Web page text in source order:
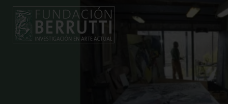
FUNDACIÓN BERRUTTI
Inspirando el Arte y la Creatividad